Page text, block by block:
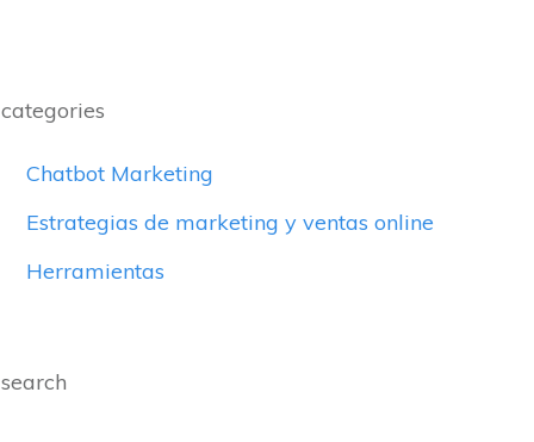
categories
Chatbot Marketing
Estrategias de marketing y ventas online
Herramientas
search